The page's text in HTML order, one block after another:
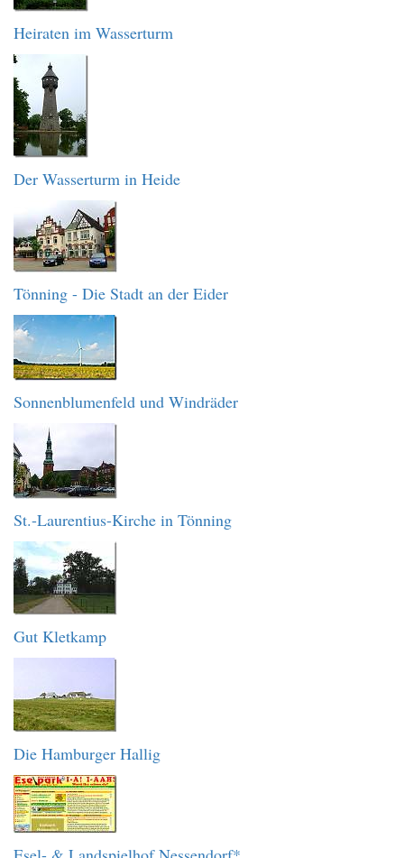
Heiraten im Wasserturm
Der Wasserturm in Heide
Tönning - Die Stadt an der Eider
Sonnenblumenfeld und Windräder
St.-Laurentius-Kirche in Tönning
Gut Kletkamp
Die Hamburger Hallig